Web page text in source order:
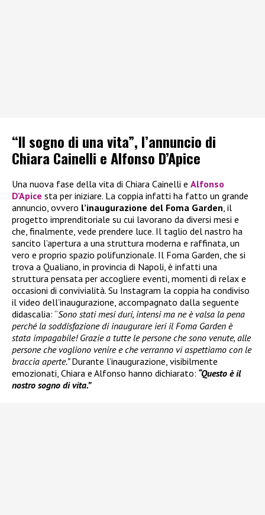
“Il sogno di una vita”, l’annuncio di
Chiara Cainelli e Alfonso D’Apice
Una nuova fase della vita di Chiara Cainelli e Alfonso
D’Apice sta per iniziare. La coppia infatti ha fatto un grande
annuncio, ovvero l’inaugurazione del Foma Garden, il
progetto imprenditoriale su cui lavorano da diversi mesi e
che, finalmente, vede prendere luce. Il taglio del nastro ha
sancito l’apertura a una struttura moderna e raffinata, un
vero e proprio spazio polifunzionale. Il Foma Garden, che si
trova a Qualiano, in provincia di Napoli, è infatti una
struttura pensata per accogliere eventi, momenti di relax e
occasioni di convivialità. Su Instagram la coppia ha condiviso
il video dell’inaugurazione, accompagnato dalla seguente
didascalia: “Sono stati mesi duri, intensi ma ne è valsa la pena
perché la soddisfazione di inaugurare ieri il Foma Garden è
stata impagabile! Grazie a tutte le persone che sono venute, alle
persone che vogliono venire e che verranno vi aspettiamo con le
braccia aperte.”Durante l’inaugurazione, visibilmente
emozionati, Chiara e Alfonso hanno dichiarato: “Questo è il
nostro sogno di vita.”